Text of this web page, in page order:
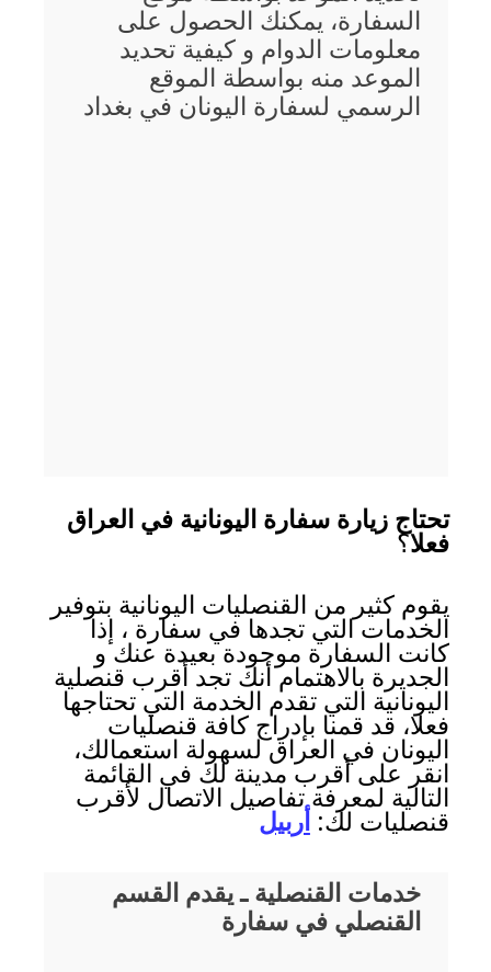
السفارة، يمكنك الحصول على
معلومات الدوام و كيفية تحديد
الموعد منه بواسطة الموقع
الرسمي لسفارة اليونان في بغداد
تحتاج زيارة سفارة اليونانية في العراق
فعلا؟
يقوم كثير من القنصليات اليونانية بتوفير
الخدمات التي تجدها في سفارة ، إذا
كانت السفارة موجودة بعيدة عنك و
الجديرة بالاهتمام أنك تجد أقرب قنصلية
اليونانية التي تقدم الخدمة التي تحتاجها
فعلا، قد قمنا بإدراج كافة قنصليات
اليونان في العراق لسهولة استعمالك،
انقر على أقرب مدينة لك في القائمة
التالية لمعرفة تفاصيل الاتصال لأقرب
قنصليات لك: أربيل
خدمات القنصلية ـ يقدم القسم
القنصلي في سفارة